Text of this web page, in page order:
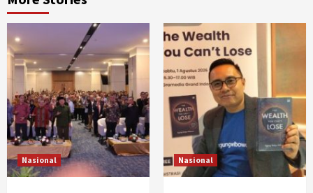
Nasional Nasional